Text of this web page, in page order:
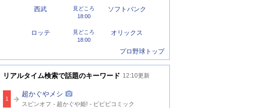
西武 ソフトバンク
18:00
見どころ
ロッテ オリックス
18:00
見どころ
プロ野球トップ
リアルタイム検索で話題のキーワード 12:10更新
1
超かぐやメシ
関
スピンオフ 超かぐや姫! ビビビコミック